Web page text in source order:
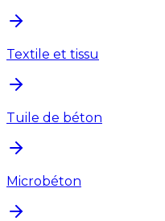
Textile et tissu
Tuile de béton
Microbéton